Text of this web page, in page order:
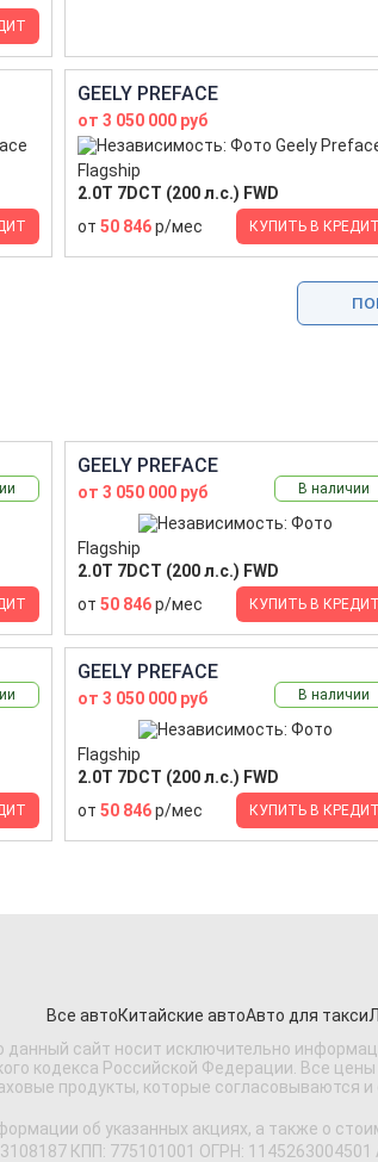
GEELY PREFACE
от 3 050 000 руб
Flagship
2.0T 7DCT (200 л.с.) FWD
от 50 846р/мес КУПИТЬ В КРЕДИТ
GEELY PREFACE
от 3 050 000 руб В наличии
Flagship
2.0T 7DCT (200 л.с.) FWD
от 50 846р/мес КУПИТЬ В КРЕДИТ
GEELY PREFACE
от 3 050 000 руб В наличии
Flagship
2.0T 7DCT (200 л.с.) FWD
от 50 846р/мес КУПИТЬ В КРЕДИТ
Все автоКитайские автоАвто для такси
сайт носит исключительно
кодекса Российской Федерации. Все
продукты, которые согласовываются и
об указанных акциях, а также о
КПП: 775101001 ОГРН: 1145263004501